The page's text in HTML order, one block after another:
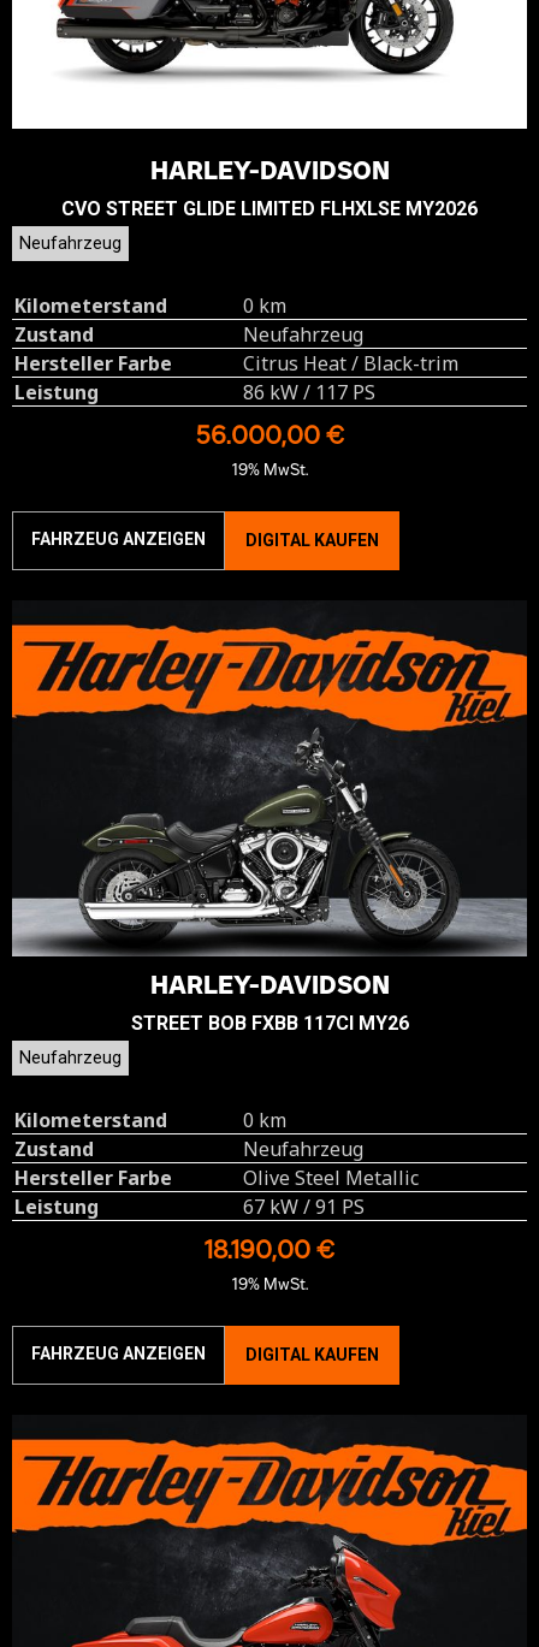
HARLEY-DAVIDSON
CVO STREET GLIDE LIMITED FLHXLSE MY2026
Neufahrzeug
Kilometerstand
0 km
Zustand
Neufahrzeug
Hersteller Farbe
Citrus Heat / Black-trim
Leistung
86 kW / 117 PS
56.000,00 €
19% MwSt.
FAHRZEUG ANZEIGEN DIGITAL KAUFEN
HARLEY-DAVIDSON
STREET BOB FXBB 117CI MY26
Neufahrzeug
Kilometerstand
0 km
Zustand
Neufahrzeug
Hersteller Farbe
Olive Steel Metallic
Leistung
67 kW / 91 PS
18.190,00 €
19% MwSt.
FAHRZEUG ANZEIGEN DIGITAL KAUFEN